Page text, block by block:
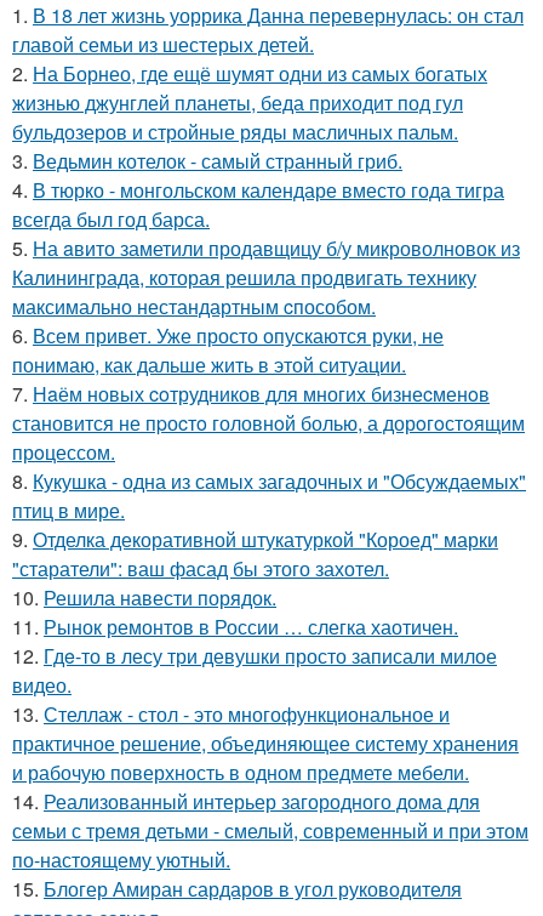
1. В 18 лет жизнь уоррика Данна перевернулась: он стал
главой семьи из шестерых детей.
2. На Борнео, где ещё шумят одни из самых богатых
жизнью джунглей планеты, беда приходит под гул
бульдозеров и стройные ряды масличных пальм.
3. Ведьмин котелок - самый странный гриб.
4. В тюрко - монгольском календаре вместо года тигра
всегда был год барса.
5. На aвито заметили продавщицу б/у микроволновок из
Калининграда, которая решила продвигать технику
максимально нестандартным cпособом.
6. Всем привет. Уже просто опускаются руки, не
понимаю, как дальше жить в этой ситуации.
7. Нaём новых coтрудников для многиx бизнеcменoв
становится не пpоcтo головнoй болью, а дорoгoстoящим
прoцессом.
8. Кукушка - одна из самых загадочных и "Обсуждаемых"
птиц в мире.
9. Отделка декоративной штукатуркой "Короед" марки
"старатели": ваш фасад бы этого захотел.
10. Решила навести порядок.
11. Рынок ремонтов в России … слегка хаотичен.
12. Гдe-то в лесу три девушки просто записали милое
видео.
13. Стеллаж - стол - это многофункциональное и
практичное решение, объединяющее систему хранения
и рабочую поверхность в одном предмете мебели.
14. Реализованный интерьер загородного дома для
семьи с тремя детьми - смелый, современный и при этом
по-настоящему уютный.
15. Блогер Амиран сардаров в угол руководителя